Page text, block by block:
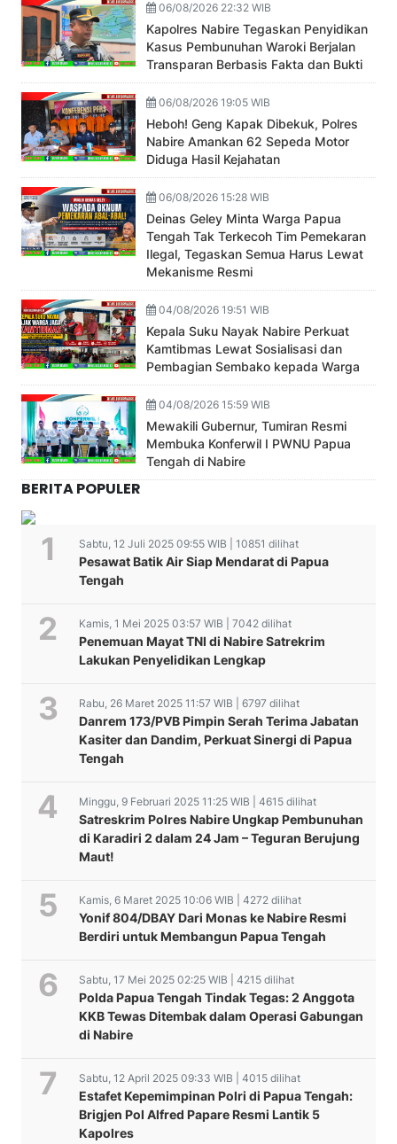
06/08/2026 22:32 WIB
Kapolres Nabire Tegaskan Penyidikan
Kasus Pembunuhan Waroki Berjalan
Transparan Berbasis Fakta dan Bukti
06/08/2026 19:05 WIB
Heboh! Geng Kapak Dibekuk, Polres
Nabire Amankan 62 Sepeda Motor
Diduga Hasil Kejahatan
06/08/2026 15:28 WIB
Deinas Geley Minta Warga Papua
Tengah Tak Terkecoh Tim Pemekaran
Ilegal, Tegaskan Semua Harus Lewat
Mekanisme Resmi
04/08/2026 19:51 WIB
Kepala Suku Nayak Nabire Perkuat
Kamtibmas Lewat Sosialisasi dan
Pembagian Sembako kepada Warga
04/08/2026 15:59 WIB
Mewakili Gubernur, Tumiran Resmi
Membuka Konferwil I PWNU Papua
Tengah di Nabire
BERITA POPULER
Sabtu, 12 Juli 2025 09:55 WIB | 10851 dilihat
Pesawat Batik Air Siap Mendarat di Papua
Tengah
Kamis, 1 Mei 2025 03:57 WIB | 7042 dilihat
Penemuan Mayat TNI di Nabire Satrekrim
Lakukan Penyelidikan Lengkap
Rabu, 26 Maret 2025 11:57 WIB | 6797 dilihat
Danrem 173/PVB Pimpin Serah Terima Jabatan
Kasiter dan Dandim, Perkuat Sinergi di Papua
Tengah
Minggu, 9 Februari 2025 11:25 WIB | 4615 dilihat
Satreskrim Polres Nabire Ungkap Pembunuhan
di Karadiri 2 dalam 24 Jam – Teguran Berujung
Maut!
Kamis, 6 Maret 2025 10:06 WIB | 4272 dilihat
Yonif 804/DBAY Dari Monas ke Nabire Resmi
Berdiri untuk Membangun Papua Tengah
Sabtu, 17 Mei 2025 02:25 WIB | 4215 dilihat
Polda Papua Tengah Tindak Tegas: 2 Anggota
KKB Tewas Ditembak dalam Operasi Gabungan
di Nabire
Sabtu, 12 April 2025 09:33 WIB | 4015 dilihat
Estafet Kepemimpinan Polri di Papua Tengah:
Brigjen Pol Alfred Papare Resmi Lantik 5
Kapolres